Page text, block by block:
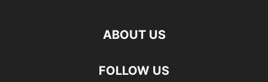
ABOUT US
FOLLOW US